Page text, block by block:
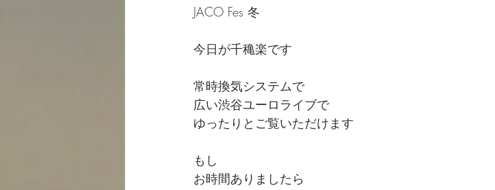
JACO Fes 冬
今日が千穐楽です
常時換気システムで
広い渋谷ユーロライブで
ゆったりとご覧いただけます
もし
お時間ありましたら